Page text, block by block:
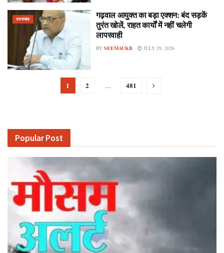
उत्तराखंड
गढ़वाल आयुक्त का बड़ा एक्शन: बंद सड़कें
तुरंत खोलें, राहत कार्यों में नहीं चलेगी
लापरवाही
BY SEEMAUKB JULY 29, 2026
1 2 … 481
Popular Post